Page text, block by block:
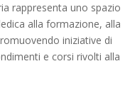
rappresenta uno spazio
alla formazione, alla
iniziative di
e corsi rivolti alla